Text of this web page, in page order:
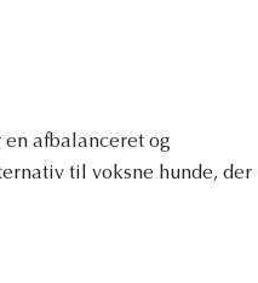
afbalanceret og
til voksne hunde, der